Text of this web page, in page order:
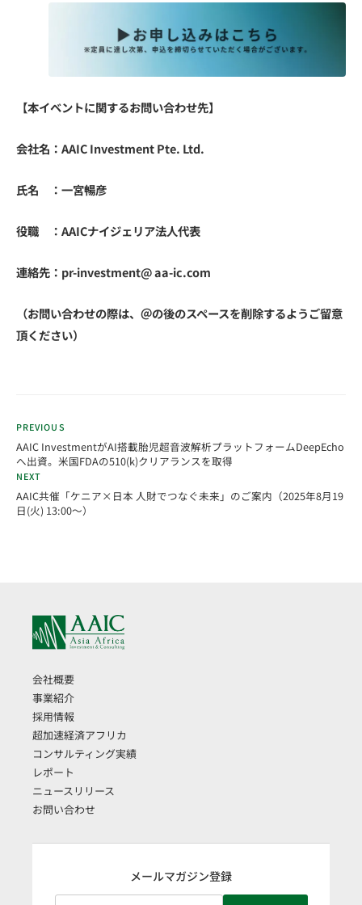
【本イベントに関するお問い合わせ先】
会社名：AAIC Investment Pte. Ltd.
氏名 ：一宮暢彦
役職 ：AAICナイジェリア法人代表
連絡先：pr-investment@ aa-ic.com
（お問い合わせの際は、＠の後のスペースを削除するようご留意
頂ください）
PREVIOUS
AAIC InvestmentがAI搭載胎児超音波解析プラットフォームDeepEcho
へ出資。米国FDAの510(k)クリアランスを取得
NEXT
AAIC共催「ケニア×日本 人財でつなぐ未来」のご案内（2025年8月19
日(火) 13:00～）
会社概要
事業紹介
採用情報
超加速経済アフリカ
コンサルティング実績
レポート
ニュースリリース
お問い合わせ
メールマガジン登録